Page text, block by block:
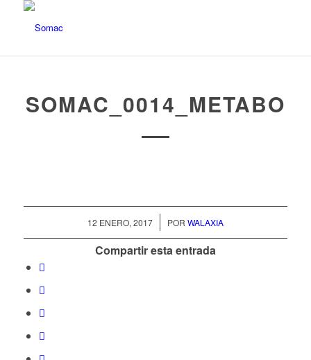
SOMAC_0014_METABO
12 ENERO, 2017
/ POR WALAXIA
Compartir esta entrada